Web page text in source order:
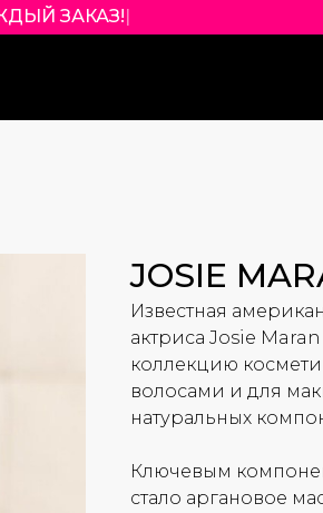
ЗАКА|
JOSIE
Известная
актриса Josie
коллекцию
волосами и для
натуральных
Ключевым
стало аргановое